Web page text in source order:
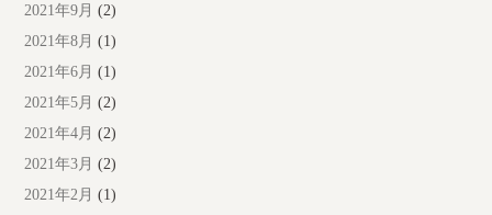
2021年9月 (2)
2021年8月 (1)
2021年6月 (1)
2021年5月 (2)
2021年4月 (2)
2021年3月 (2)
2021年2月 (1)